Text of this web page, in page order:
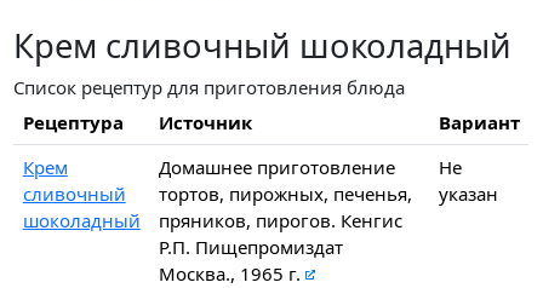
Крем сливочный шоколадный
Список рецептур для приготовления блюда
Рецептура
Источник
Вариант
Крем
сливочный
шоколадный
Домашнее приготовление
тортов, пирожных, печенья,
пряников, пирогов. Кенгис
Р.П. Пищепромиздат
Москва., 1965 г.
Не
указан